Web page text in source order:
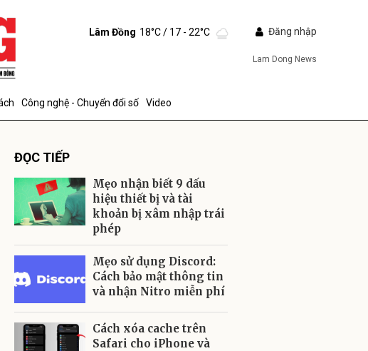
Lâm Đồng 18°C/ 17 - 22°C Đăng nhập
Lam Dong News
Công nghệ - Chuyển đổi số Video
ĐỌC TIẾP
Mẹo nhận biết 9 dấu
hiệu thiết bị và tài
khoản bị xâm nhập trái
phép
Mẹo sử dụng Discord:
Cách bảo mật thông tin
và nhận Nitro miễn phí
Cách xóa cache trên
Safari cho iPhone và